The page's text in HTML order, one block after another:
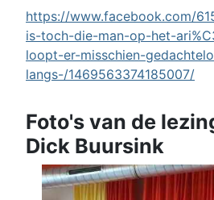
https://www.facebook.com/
is-toch-die-man-op-het-
loopt-er-misschien-
langs-/1469563374185007/
Foto's van de
Dick Buursink